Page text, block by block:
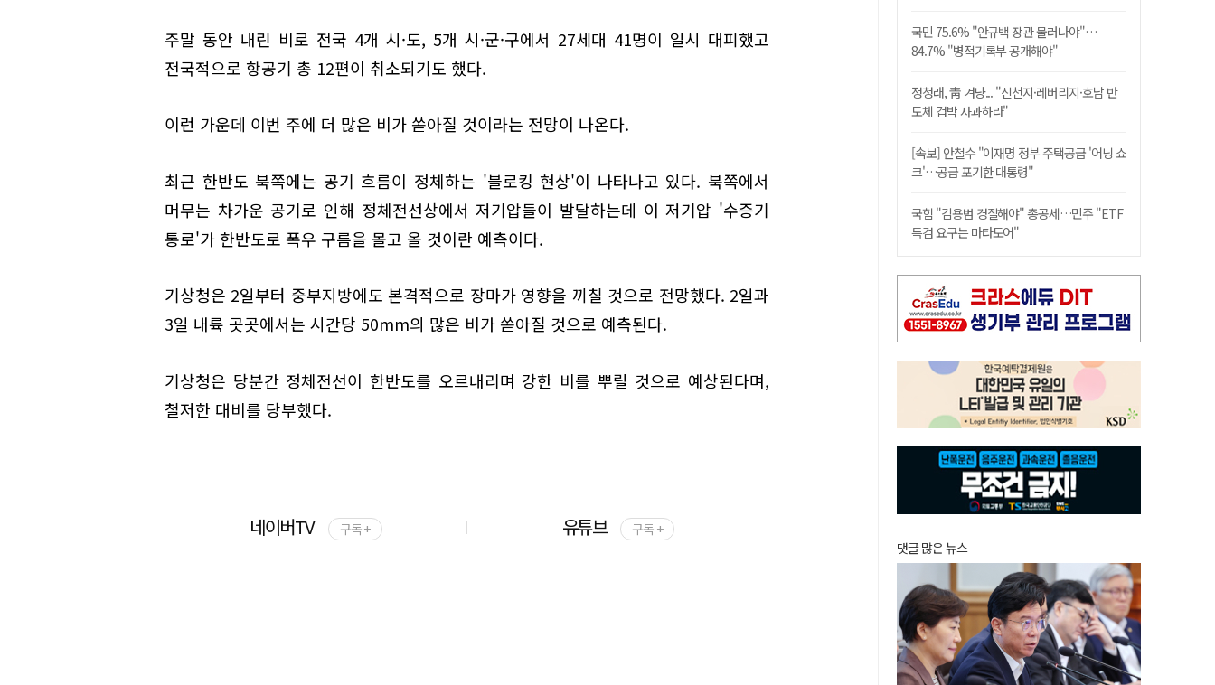
주말 동안 내린 비로 전국 4개 시·도, 5개 시·군·구에서 27세대 41명이 일시 대피했고
전국적으로 항공기 총 12편이 취소되기도 했다.
이런 가운데 이번 주에 더 많은 비가 쏟아질 것이라는 전망이 나온다.
최근 한반도 북쪽에는 공기 흐름이 정체하는 '블로킹 현상'이 나타나고 있다. 북쪽에서
머무는 차가운 공기로 인해 정체전선상에서 저기압들이 발달하는데 이 저기압 '수증기
통로'가 한반도로 폭우 구름을 몰고 올 것이란 예측이다.
기상청은 2일부터 중부지방에도 본격적으로 장마가 영향을 끼칠 것으로 전망했다. 2일과
3일 내륙 곳곳에서는 시간당 50mm의 많은 비가 쏟아질 것으로 예측된다.
기상청은 당분간 정체전선이 한반도를 오르내리며 강한 비를 뿌릴 것으로 예상된다며,
철저한 대비를 당부했다.
네이버TV 구독 + 유튜브 구독 +
국민 75.6% "안규백 장관 물러나야"…
84.7% "병적기록부 공개해야"
정청래, 靑 겨냥... "신천지·레버리지·호남 반
도체 겁박 사과하라"
[속보] 안철수 "이재명 정부 주택공급 '어닝 쇼
크'…공급 포기한 대통령"
국힘 "김용범 경질해야" 총공세…민주 "ETF
특검 요구는 마타도어"
댓글 많은 뉴스